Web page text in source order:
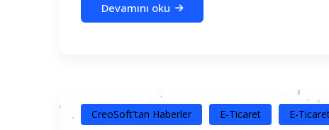
Devamını oku
CreoSoft'tan Haberler E-Ticaret E-